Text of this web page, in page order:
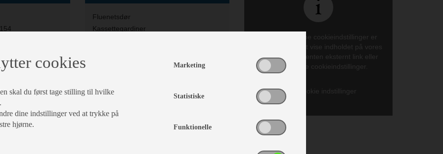
På grund af dine cookieindstillinger er
det ikke muligt at vise indholdet på vores
side. Så benyt enten eksternt link eller
opdater dine cookieindstillinger.
Gå til cookie indstillinger
- IKKE PÅ
Fluenetsdør
Kassettegardiner
Sidesiddegruppe
&
Køkken - Bad & Toilet
cookies
skal du først tage stilling til hvilke
dine indstillinger ved at trykke på
hjørne.
Marketing
Statistiske
Funktionelle